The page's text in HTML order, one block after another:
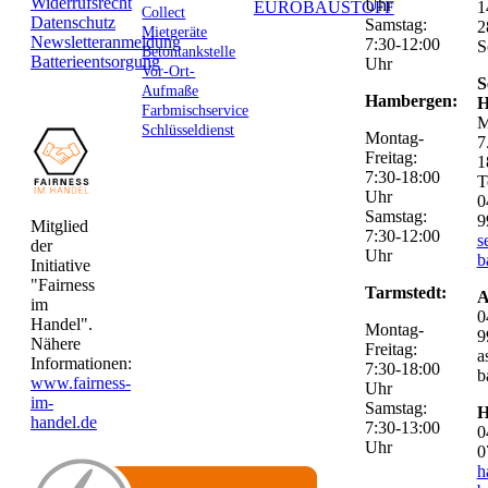
Datenschutz
Newsletteranmeldung
Batterieentsorgung
Mitglied
der
Initiative
"Fairness
im
Handel".
Nähere
Informationen:
www.fairness-
im-
handel.de
Collect
Mietgeräte
Betontankstelle
Vor-Ort-
Aufmaße
Farbmischservice
Schlüsseldienst
EUROBAUSTOFF
Uhr
Samstag:
7:30-12:00
Uhr
Hambergen:
Montag-
Freitag:
7:30-18:00
Uhr
Samstag:
7:30-12:00
Uhr
Tarmstedt:
Montag-
Freitag:
7:30-18:00
Uhr
Samstag:
7:30-13:00
Uhr